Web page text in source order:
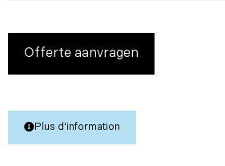
Offerte aanvragen
Plus d'information